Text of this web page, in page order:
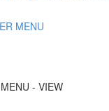
MENU
- VIEW